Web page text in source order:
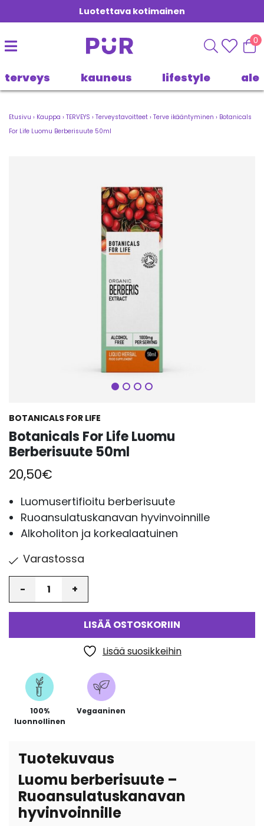
Luotettava kotimainen
0
terveys kauneus lifestyle ale
Etusivu › Kauppa › TERVEYS › Terveystavoitteet › Terve ikääntyminen › Botanicals
For Life Luomu Berberisuute 50ml
Seuraava
BOTANICALS FOR LIFE
Botanicals For Life Luomu
Berberisuute 50ml
20,50€
Luomusertifioitu berberisuute
Ruoansulatuskanavan hyvinvoinnille
Alkoholiton ja korkealaatuinen
Varastossa
LISÄÄ OSTOSKORIIN
Lisää suosikkeihin
100%
luonnollinen
Vegaaninen
Tuotekuvaus
Luomu berberisuute –
Ruoansulatuskanavan
hyvinvoinnille